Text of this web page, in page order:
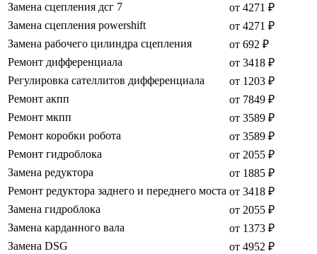
Замена сцепления дсг 7
от 4271 ₽
Замена сцепления powershift
от 4271 ₽
Замена рабочего цилиндра сцепления
от 692 ₽
Ремонт дифференциала
от 3418 ₽
Регулировка сателлитов дифференциала
от 1203 ₽
Ремонт акпп
от 7849 ₽
Ремонт мкпп
от 3589 ₽
Ремонт коробки робота
от 3589 ₽
Ремонт гидроблока
от 2055 ₽
Замена редуктора
от 1885 ₽
Ремонт редуктора заднего и переднего моста от 3418 ₽
Замена гидроблока
от 2055 ₽
Замена карданного вала
от 1373 ₽
Замена DSG
от 4952 ₽